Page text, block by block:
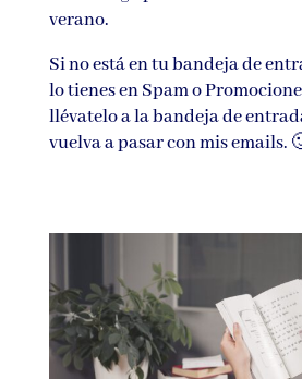
verano.
Si no está en tu bandeja de
lo tienes en Spam o
llévatelo a la bandeja de
vuelva a pasar con mis emails.